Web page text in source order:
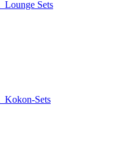
Lounge Sets
Kokon-Sets